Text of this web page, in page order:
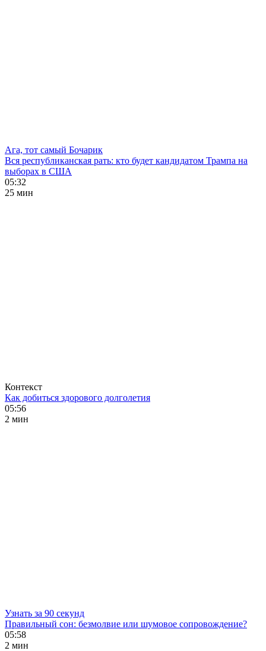
Ага, тот самый Бочарик
Вся республиканская рать: кто будет кандидатом Трампа на
выборах в США
05:32
25 мин
Контекст
Как добиться здорового долголетия
05:56
2 мин
Узнать за 90 секунд
Правильный сон: безмолвие или шумовое сопровождение?
05:58
2 мин